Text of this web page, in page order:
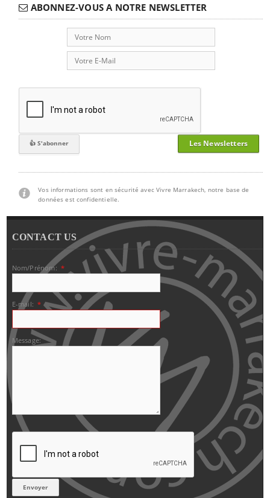
ABONNEZ-VOUS A NOTRE NEWSLETTER
Les Newsletters
Vos informations sont en sécurité avec Vivre Marrakech, notre base de
données est confidentielle.
CONTACT US
Nom/Prénom: *
E-mail: *
Message: